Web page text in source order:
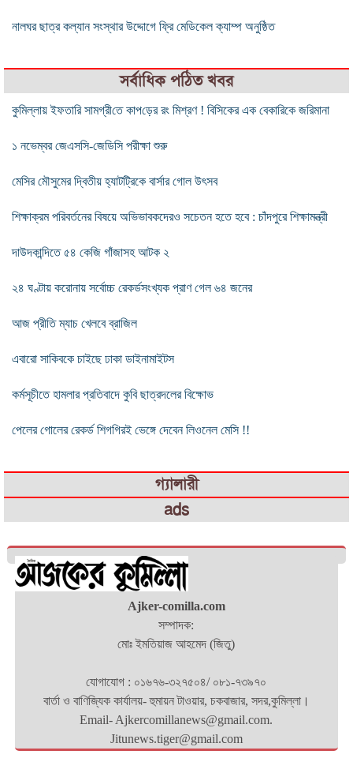
নালঘর ছাত্র কল্যান সংস্থার উদ্দোগে ফ্রি মেডিকেল ক্যাম্প অনুষ্ঠিত
সর্বাধিক পঠিত খবর
কুমিল্লায় ইফতারি সামগ্রী‌তে কাপ‌ড়ের রং মিশ্রণ ! বিসিকের এক বেকারিকে জরিমানা
১ নভেম্বর জেএসসি-জেডিসি পরীক্ষা শুরু
মেসির মৌসুমের দ্বিতীয় হ্যাটট্রিকে বার্সার গোল উৎসব
শিক্ষাক্রম পরিবর্তনের বিষয়ে অভিভাবকদেরও সচেতন হতে হবে : চাঁদপুরে শিক্ষামন্ত্রী
দাউদকান্দিতে ৫৪ কেজি গাঁজাসহ আটক ২
২৪ ঘণ্টায় করোনায় সর্বোচ্চ রেকর্ডসংখ্যক প্রাণ গেল ৬৪ জনের
আজ প্রীতি ম্যাচ খেলবে ব্রাজিল
এবারো সাকিবকে চাইছে ঢাকা ডাইনামাইটস
কর্মসূচীতে হামলার প্রতিবাদে কুবি ছাত্রদলের বিক্ষোভ
পেলের গোলের রেকর্ড শিগগিরই ভেঙ্গে দেবেন লিওনেল মেসি !!
গ্যালারী
ads
Ajker-comilla.com
সম্পাদক:
মোঃ ইমতিয়াজ আহমেদ (জিতু)
যোগাযোগ : ০১৬৭৬-৩২৭৫০৪/ ০৮১-৭৩৯৭০
বার্তা ও বাণিজ্যিক কার্যালয়- হুমায়ন টাওয়ার, চকবাজার, সদর,কুমিল্লা।
Email- Ajkercomillanews@gmail.com.
Jitunews.tiger@gmail.com